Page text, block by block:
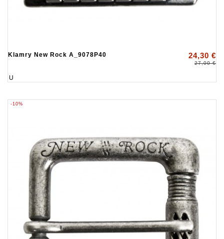
Klamry New Rock A_9078P40 24,30 €
27,00 €
U
-10%